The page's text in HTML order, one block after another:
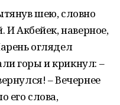
шею, словно
И Акбейек, наверное,
оглядел
горы и крикнул: –
– Вечернее
его слова,